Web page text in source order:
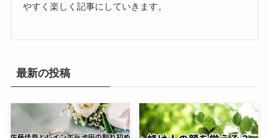
やすく楽しく記事にしていきます。
最新の投稿